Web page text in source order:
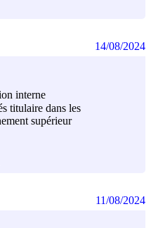
interne
titulaire dans les
supérieur
14/08/2024
11/08/2024